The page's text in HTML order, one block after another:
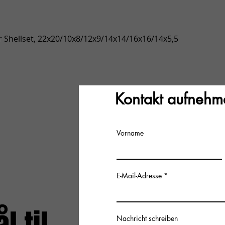
Hurtigvisning
Shellset, 22x20/10x8/12x9/14x14/16x16/14x5,5
Kontakt
Vorname
E-Mail-Adresse
Nachricht schreiben